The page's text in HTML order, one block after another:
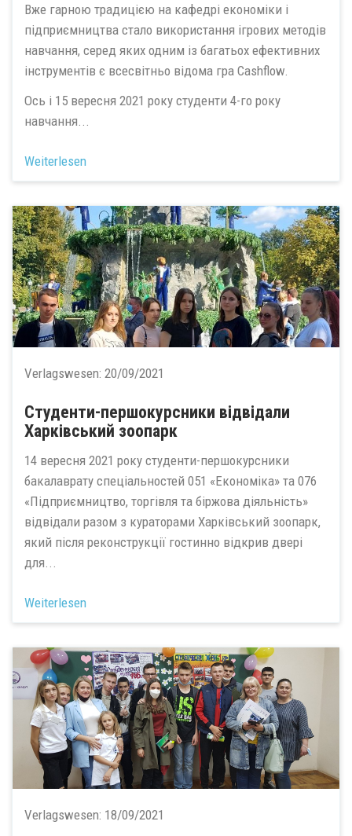
Вже гарною традицією на кафедрі економіки і
підприємництва стало використання ігрових методів
навчання, серед яких одним із багатьох ефективних
інструментів є всесвітньо відома гра Cashflow.
Ось і 15 вересня 2021 року студенти 4-го року
навчання...
Weiterlesen
Verlagswesen: 20/09/2021
Студенти-першокурсники відвідали
Харківський зоопарк
14 вересня 2021 року студенти-першокурсники
бакалаврату спеціальностей 051 «Економіка» та 076
«Підприємництво, торгівля та біржова діяльність»
відвідали разом з кураторами Харківський зоопарк,
який після реконструкції гостинно відкрив двері
для...
Weiterlesen
Verlagswesen: 18/09/2021